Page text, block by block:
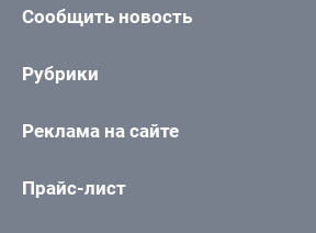
Сообщить новость
Рубрики
Реклама на сайте
Прайс-лист